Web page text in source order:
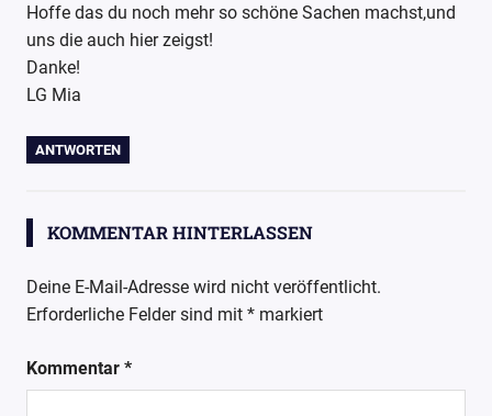
Hoffe das du noch mehr so schöne Sachen machst,und
uns die auch hier zeigst!
Danke!
LG Mia
ANTWORTEN
KOMMENTAR HINTERLASSEN
Deine E-Mail-Adresse wird nicht veröffentlicht.
Erforderliche Felder sind mit * markiert
Kommentar *